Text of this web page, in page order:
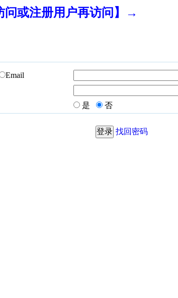
问或注册用户再访问】→
Email
是 否
找回密码